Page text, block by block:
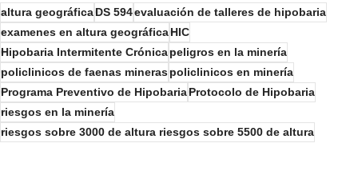
altura geográficaDS 594evaluación de talleres de hipobaria
examenes en altura geográficaHIC
Hipobaria Intermitente Crónicapeligros en la minería
policlinicos de faenas mineraspoliclinicos en minería
Programa Preventivo de HipobariaProtocolo de Hipobaria
riesgos en la minería
riesgos sobre 3000 de altura riesgos sobre 5500 de altura